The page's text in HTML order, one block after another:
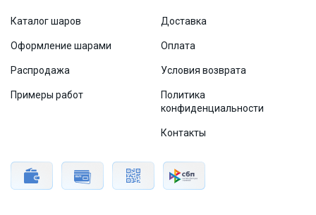
Каталог шаров
Оформление шарами
Распродажа
Примеры работ
Доставка
Оплата
Условия возврата
Политика
конфиденциальности
Контакты